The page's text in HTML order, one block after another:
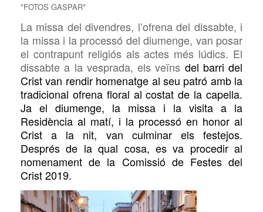
*FOTOS GASPAR*
La missa del divendres, l’ofrena del dissabte, i
la missa i la processó del diumenge, van posar
el contrapunt religiós als actes més lúdics. El
dissabte a la vesprada, els veïns del barri del
Crist van rendir homenatge al seu patró amb la
tradicional ofrena floral al costat de la capella.
Ja el diumenge, la missa i la visita a la
Residència al matí, i la processó en honor al
Crist a la nit, van culminar els festejos.
Després de la qual cosa, es va procedir al
nomenament de la Comissió de Festes del
Crist 2019.